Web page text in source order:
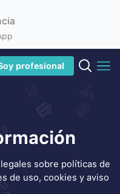
profesional
sobre políticas de
de uso, cookies y aviso